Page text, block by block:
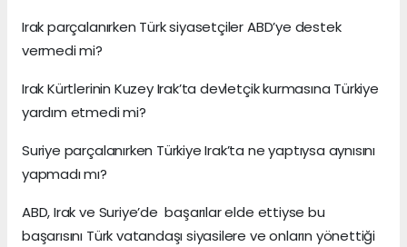
Irak parçalanırken Türk siyasetçiler ABD’ye destek
vermedi mi?
Irak Kürtlerinin Kuzey Irak’ta devletçik kurmasına Türkiye
yardım etmedi mi?
Suriye parçalanırken Türkiye Irak’ta ne yaptıysa aynısını
yapmadı mı?
ABD, Irak ve Suriye’de başarılar elde ettiyse bu
başarısını Türk vatandaşı siyasilere ve onların yönettiği